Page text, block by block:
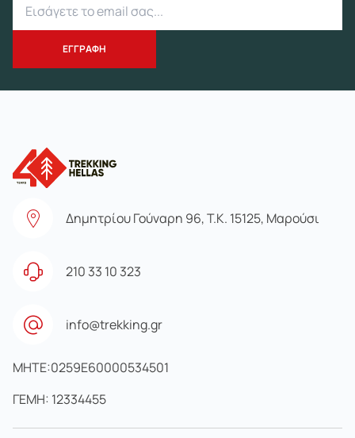
Δημητρίου Γούναρη 96, Τ.Κ. 15125, Μαρούσι
210 33 10 323
info@trekking.gr
MHTE:0259E60000534501
ΓΕΜΗ: 12334455